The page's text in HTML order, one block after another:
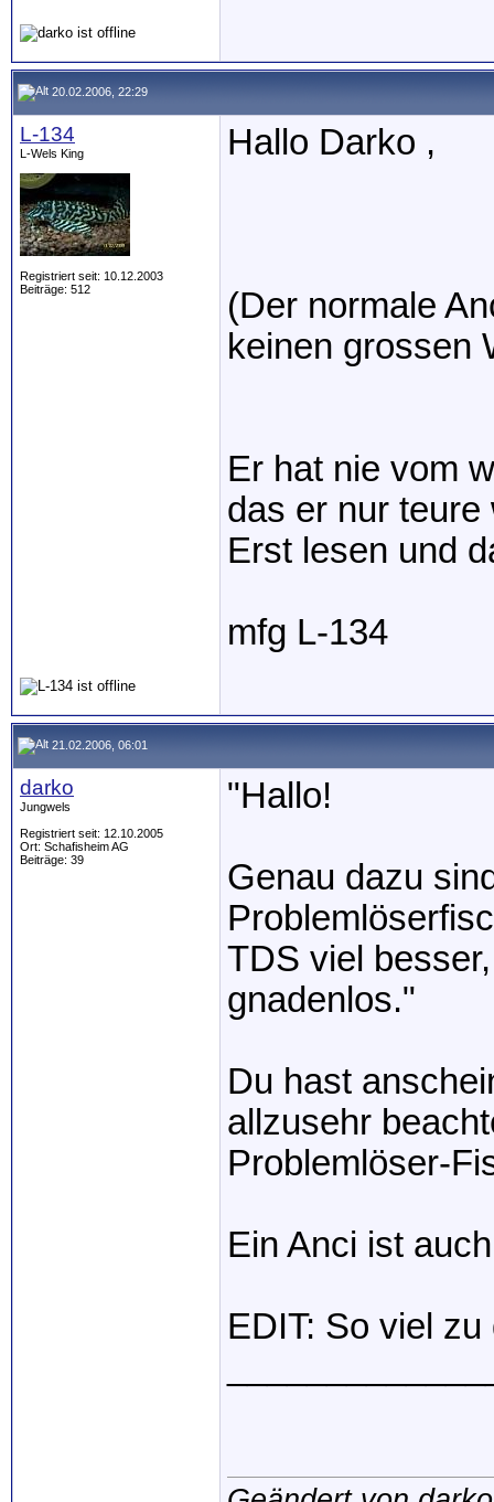
20.02.2006, 22:29
L-134
L-Wels King
Registriert seit: 10.12.2003
Beiträge: 512
Hallo Darko ,
(Der normale
keinen grossen
Er hat nie vom
das er nur
Erst lesen und
mfg L-134
21.02.2006, 06:01
darko
Jungwels
Registriert seit: 12.10.2005
Ort: Schafisheim AG
Beiträge: 39
"Hallo!
Genau dazu
TDS viel
gnadenlos."
Du hast
allzusehr
Problemlöser-
Ein Anci ist
EDIT: So viel